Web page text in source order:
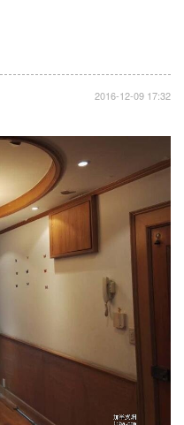
2016-12-09 17:32